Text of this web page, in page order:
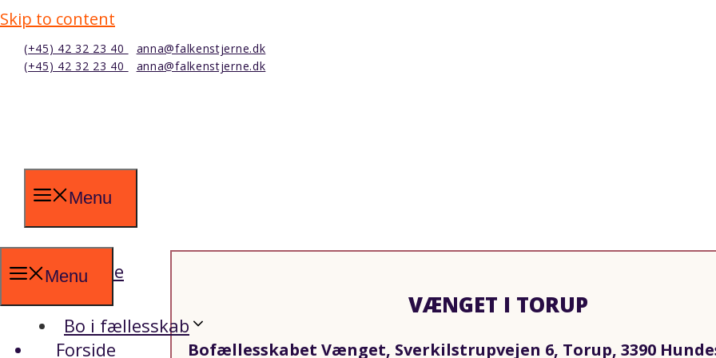
Skip to content
(+45) 42 32 23 40
anna@falkenstjerne.dk
(+45) 42 32 23 40
anna@falkenstjerne.dk
Menu
Forside
Bo i fællesskab
Menu
Forside
VÆNGET I TORUP
Bofællesskabet Vænget, Sverkilstrupvejen 6, Torup, 3390